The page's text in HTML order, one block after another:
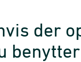
der
benytter